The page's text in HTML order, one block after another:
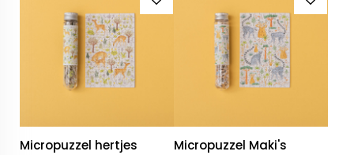
Micropuzzel hertjes
Micropuzzel Maki's